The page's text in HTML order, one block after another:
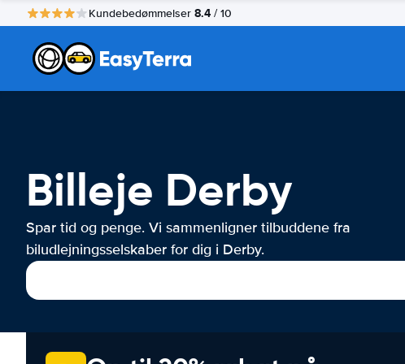
Kundebedømmelser 8.4 / 10
Billeje Derby
Spar tid og penge. Vi sammenligner tilbuddene fra
biludlejningsselskaber for dig i Derby.